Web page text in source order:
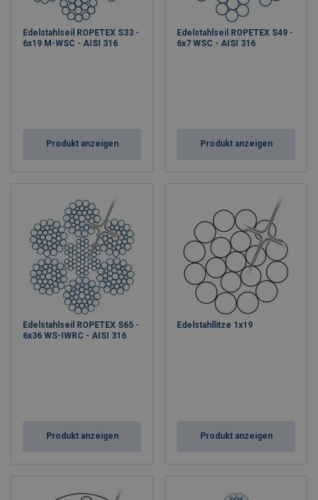
Seilendverbindungen
Seilrollen und Blöcke
Seilschlösser
Wantenspanner & Spannschlösser
Edelstahlseil ROPETEX S33 -
6x19 M-WSC - AISI 316
Produkt anzeigen
Edelstahlseil ROPETEX S49 -
6x7 WSC - AISI 316
Produkt anzeigen
Edelstahlseil ROPETEX S65 -
6x36 WS-IWRC - AISI 316
Produkt anzeigen
Edelstahllitze 1x19
Produkt anzeigen